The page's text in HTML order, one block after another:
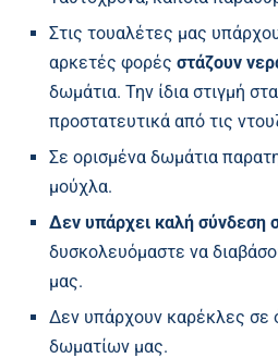
Στις τουαλέτες μας
αρκετές φορές στάζουν
δωμάτια. Την ίδια στιγμή
προστατευτικά από τις
Σε ορισμένα δωμάτια
μούχλα.
Δεν υπάρχει καλή σύνδεση
δυσκολευόμαστε να
μας.
Δεν υπάρχουν καρέκλες σε
δωματίων μας.